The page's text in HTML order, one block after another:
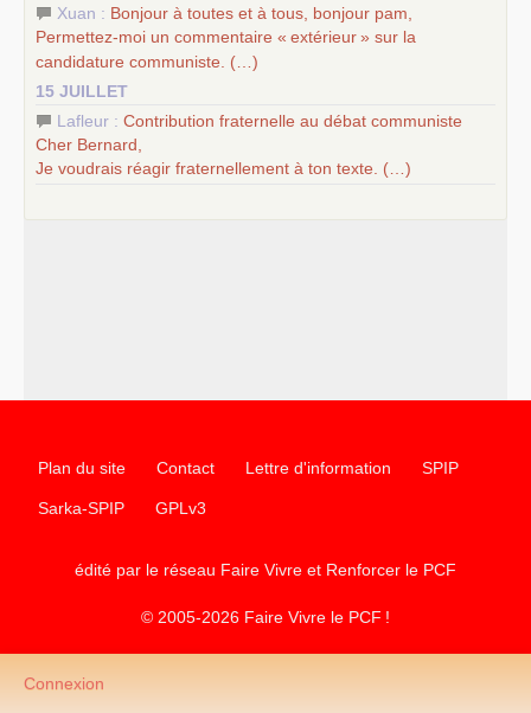
Xuan : Bonjour à toutes et à tous, bonjour pam,
Permettez-moi un commentaire « extérieur» sur la
candidature communiste. (…)
15 JUILLET
Lafleur : Contribution fraternelle au débat communiste
Cher Bernard,
Je voudrais réagir fraternellement à ton texte. (…)
Plan du site Contact Lettre d'information SPIP
Sarka-SPIP GPLv3
édité par le réseau Faire Vivre et Renforcer le PCF
© 2005-2026 Faire Vivre le PCF !
Connexion